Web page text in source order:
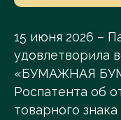
15 июня 2026 –
удовлетворила
«БУМАЖНАЯ
Роспатента об
товарного знака